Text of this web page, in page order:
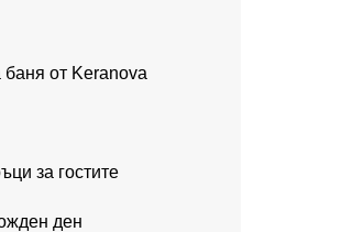
от Keranova
за гостите
ден